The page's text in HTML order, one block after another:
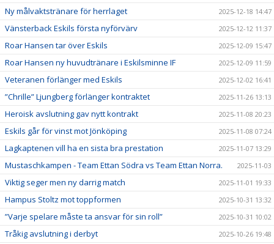
Ny målvaktstränare för herrlaget 2025-12-18 14:47
Vänsterback Eskils första nyförvärv 2025-12-12 11:37
Roar Hansen tar över Eskils 2025-12-09 15:47
Roar Hansen ny huvudtränare i Eskilsminne IF 2025-12-09 11:59
Veteranen förlänger med Eskils 2025-12-02 16:41
”Chrille” Ljungberg förlänger kontraktet 2025-11-26 13:13
Heroisk avslutning gav nytt kontrakt 2025-11-08 20:23
Eskils går för vinst mot Jönköping 2025-11-08 07:24
Lagkaptenen vill ha en sista bra prestation 2025-11-07 13:29
Mustaschkampen - Team Ettan Södra vs Team Ettan Norra. 2025-11-03
Viktig seger men ny darrig match 2025-11-01 19:33
Hampus Stoltz mot toppformen 2025-10-31 13:32
”Varje spelare måste ta ansvar för sin roll” 2025-10-31 10:02
Tråkig avslutning i derbyt 2025-10-26 19:48